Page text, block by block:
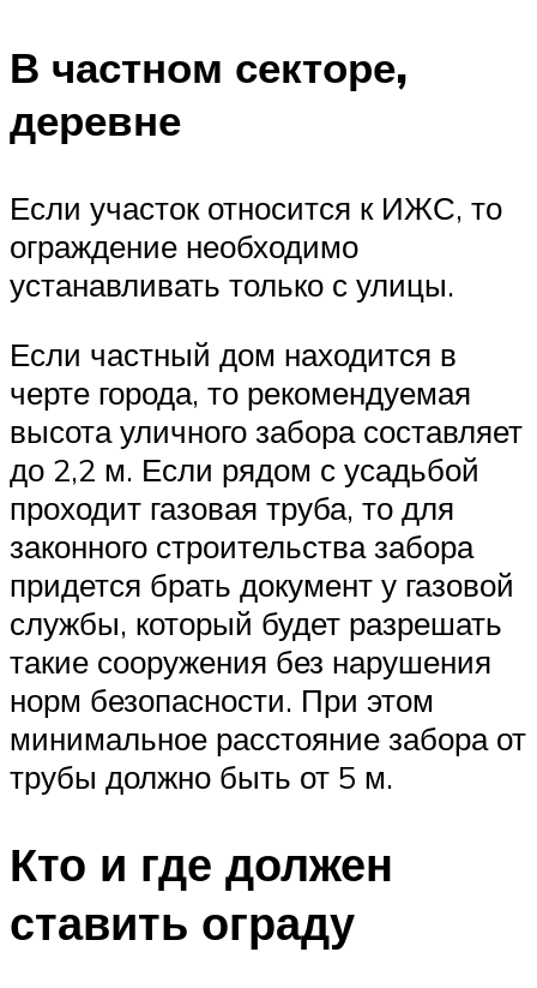
В частном секторе,
деревне
Если участок относится к ИЖС, то
ограждение необходимо
устанавливать только с улицы.
Если частный дом находится в
черте города, то рекомендуемая
высота уличного забора составляет
до 2,2 м. Если рядом с усадьбой
проходит газовая труба, то для
законного строительства забора
придется брать документ у газовой
службы, который будет разрешать
такие сооружения без нарушения
норм безопасности. При этом
минимальное расстояние забора от
трубы должно быть от 5 м.
Кто и где должен
ставить ограду